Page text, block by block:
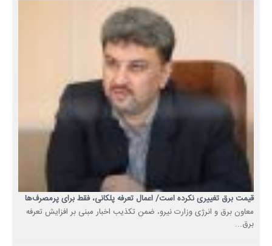
قیمت برق تغییری نکرده است/ اعمال تعرفه پلکانی، فقط برای پرمصرف‌ها
معاون برق و انرژی وزارت نیرو، ضمن تکذیب اخبار مبنی بر افزایش تعرفه
برق...